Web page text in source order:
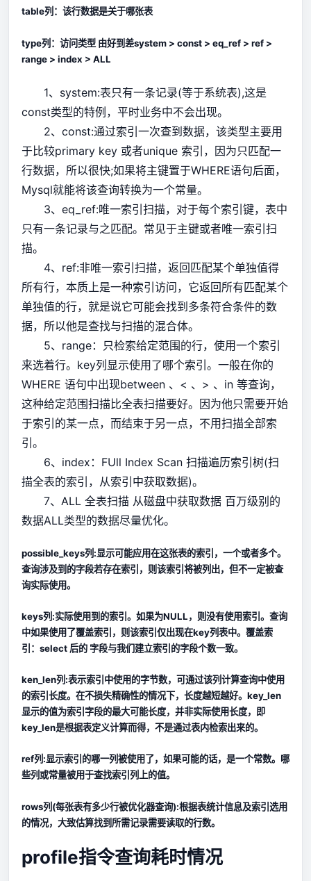
table列：该行数据是关于哪张表
type列：访问类型 由好到差system > const > eq_ref > ref >
range > index > ALL
1、system:表只有一条记录(等于系统表),这是
const类型的特例，平时业务中不会出现。
2、const:通过索引一次查到数据，该类型主要用
于比较primary key 或者unique 索引，因为只匹配一
行数据，所以很快;如果将主键置于WHERE语句后面，
Mysql就能将该查询转换为一个常量。
3、eq_ref:唯一索引扫描，对于每个索引键，表中
只有一条记录与之匹配。常见于主键或者唯一索引扫
描。
4、ref:非唯一索引扫描，返回匹配某个单独值得
所有行，本质上是一种索引访问，它返回所有匹配某个
单独值的行，就是说它可能会找到多条符合条件的数
据，所以他是查找与扫描的混合体。
5、range：只检索给定范围的行，使用一个索引
来选着行。key列显示使用了哪个索引。一般在你的
WHERE 语句中出现between 、< 、> 、in 等查询，
这种给定范围扫描比全表扫描要好。因为他只需要开始
于索引的某一点，而结束于另一点，不用扫描全部索
引。
6、index：FUll Index Scan 扫描遍历索引树(扫
描全表的索引，从索引中获取数据)。
7、ALL 全表扫描 从磁盘中获取数据 百万级别的
数据ALL类型的数据尽量优化。
possible_keys列:显示可能应用在这张表的索引，一个或者多个。
查询涉及到的字段若存在索引，则该索引将被列出，但不一定被查
询实际使用。
keys列:实际使用到的索引。如果为NULL，则没有使用索引。查询
中如果使用了覆盖索引，则该索引仅出现在key列表中。覆盖索
引：select 后的 字段与我们建立索引的字段个数一致。
ken_len列:表示索引中使用的字节数，可通过该列计算查询中使用
的索引长度。在不损失精确性的情况下，长度越短越好。key_len
显示的值为索引字段的最大可能长度，并非实际使用长度，即
key_len是根据表定义计算而得，不是通过表内检索出来的。
ref列:显示索引的哪一列被使用了，如果可能的话，是一个常数。哪
些列或常量被用于查找索引列上的值。
rows列(每张表有多少行被优化器查询):根据表统计信息及索引选用
的情况，大致估算找到所需记录需要读取的行数。
profile指令查询耗时情况